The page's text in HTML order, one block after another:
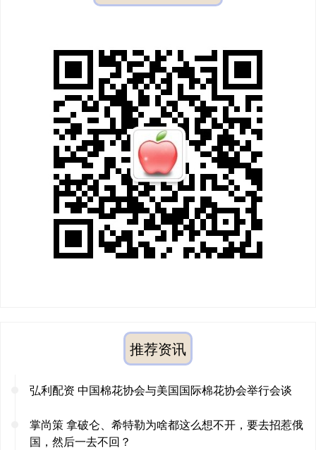
推荐资讯
弘利配资 中国棉花协会与美国国际棉花协会举行会谈
掌尚策 拿破仑、希特勒为啥都这么想不开，要去招惹俄
国，然后一去不回？